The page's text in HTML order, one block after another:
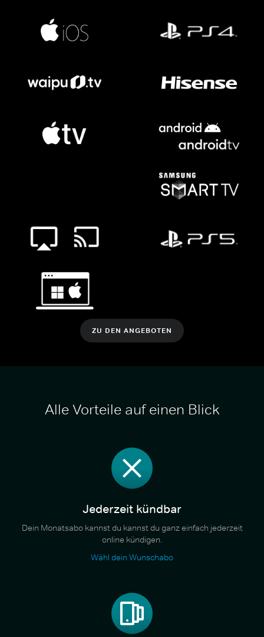
ZU DEN ANGEBOTEN
Alle Vorteile auf einen Blick
Jederzeit kündbar
Dein Monatsabo kannst du kannst du ganz einfach jederzeit
online kündigen.
Wähl dein Wunschabo